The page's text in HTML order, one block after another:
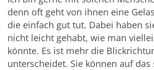
denn oft geht von ihnen eine
die einfach gut tut. Dabei haben
nicht leicht gehabt, wie man
könnte. Es ist mehr die
unterscheidet. Sie können auf das